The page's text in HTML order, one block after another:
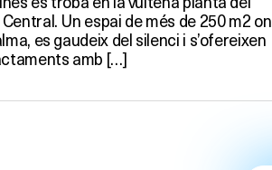
Un espai de més de 250 m2 on
es gaudeix del silenci i s’ofereixen
amb […]